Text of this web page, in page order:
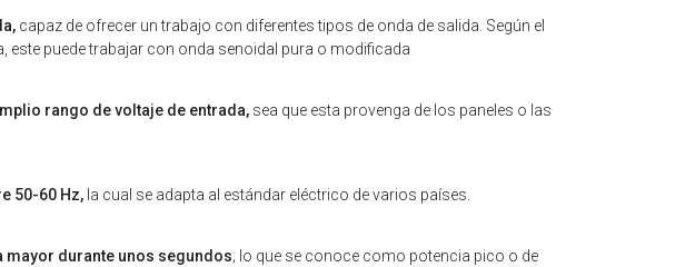
capaz de ofrecer un trabajo con diferentes tipos de onda de salida. Según el
este puede trabajar con onda senoidal pura o modificada
rango de voltaje de entrada, sea que esta provenga de los paneles o las
50-60 Hz, la cual se adapta al estándar eléctrico de varios países.
mayor durante unos segundos; lo que se conoce como potencia pico o de